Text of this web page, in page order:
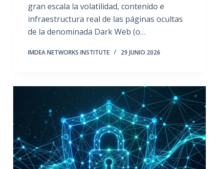
gran escala la volatilidad, contenido e
infraestructura real de las páginas ocultas
de la denominada Dark Web (o…
IMDEA NETWORKS INSTITUTE 29 JUNIO 2026